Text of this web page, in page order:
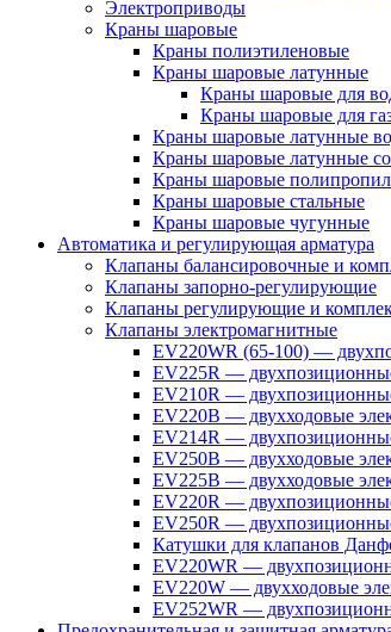
Электроприводы
Краны шаровые
Краны полиэтиленовые
Краны шаровые латунные
Краны шаровые для
Краны шаровые для
Краны шаровые латунные
Краны шаровые латунные
Краны шаровые
Краны шаровые стальные
Краны шаровые чугунные
Автоматика и регулирующая арматура
Клапаны балансировочные и
Клапаны запорно-регулирующие
Клапаны регулирующие и
Клапаны электромагнитные
EV220WR (65-100) —
EV225R —
EV210R —
EV220B — двухходовые
EV214R —
EV250B — двухходовые
EV225B — двухходовые
EV220R —
EV250R —
Катушки для клапанов
EV220WR —
EV220W — двухходовые
EV252WR —